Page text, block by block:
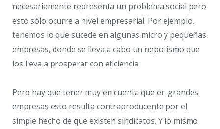
necesariamente representa un problema social pero
esto sólo ocurre a nivel empresarial. Por ejemplo,
tenemos lo que sucede en algunas micro y pequeñas
empresas, donde se lleva a cabo un nepotismo que
los lleva a prosperar con eficiencia.
Pero hay que tener muy en cuenta que en grandes
empresas esto resulta contraproducente por el
simple hecho de que existen sindicatos. Y lo mismo